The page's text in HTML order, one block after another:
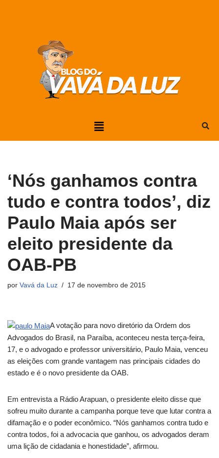
‘Nós ganhamos contra
tudo e contra todos’, diz
Paulo Maia após ser
eleito presidente da
OAB-PB
por Vavá da Luz 17 de novembro de 2015
A votação para novo diretório da Ordem dos
Advogados do Brasil, na Paraíba, aconteceu nesta terça-feira,
17, e o advogado e professor universitário, Paulo Maia, venceu
as eleições com grande vantagem nas principais cidades do
estado e é o novo presidente da OAB.
Em entrevista a Rádio Arapuan, o presidente eleito disse que
sofreu muito durante a campanha porque teve que lutar contra a
difamação e o poder econômico. “Nós ganhamos contra tudo e
contra todos, foi a advocacia que ganhou, os advogados deram
uma lição de cidadania e honestidade”, afirmou.